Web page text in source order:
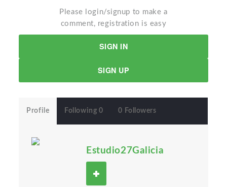
Please login/signup to make a
comment, registration is easy
SIGN IN
SIGN UP
Profile Following 0 0 Followers
Estudio27Galicia